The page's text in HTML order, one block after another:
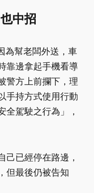
中招
為幫老闆外送，車
靠邊拿起手機看導
警方上前攔下，理
手持方式使用行動
全駕駛之行為」，
己已經停在路邊，
但最後仍被告知